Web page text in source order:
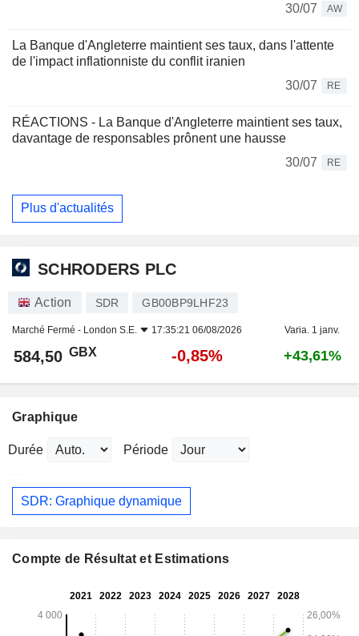
30/07 AW
La Banque d'Angleterre maintient ses taux, dans l'attente
de l'impact inflationniste du conflit iranien
30/07
RE
RÉACTIONS - La Banque d'Angleterre maintient ses taux,
davantage de responsables prônent une hausse
30/07
RE
Plus d'actualités
SCHRODERS PLC
Action SDR GB00BP9LHF23
Marché Fermé - London S.E. 17:35:21 06/08/2026 Varia. 1 janv.
584,50 GBX -0,85% +43,61%
Graphique
Durée Période
SDR: Graphique dynamique
Compte de Résultat et Estimations